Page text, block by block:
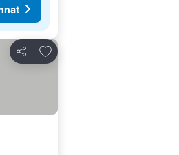
Jaa
Lisää suosikkeihin